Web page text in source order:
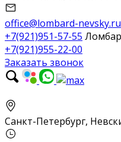
office@lombard-nevsky.ru
+7(921)951-57-55
+7(921)955-22-00
Заказать звонок
Санкт-Петербург,